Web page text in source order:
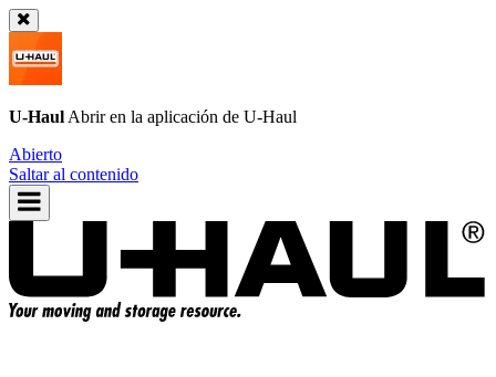
U-Haul Abrir en la aplicación de U-Haul
Abierto
Saltar al contenido